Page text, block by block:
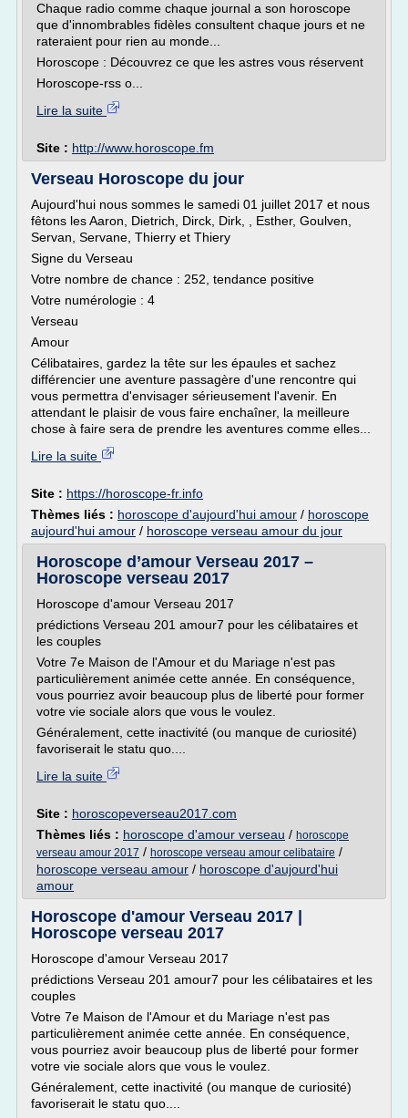
Chaque radio comme chaque journal a son horoscope
que d'innombrables fidèles consultent chaque jours et ne
rateraient pour rien au monde...
Horoscope : Découvrez ce que les astres vous réservent
Horoscope-rss o...
Lire la suite
Site : http://www.horoscope.fm
Verseau Horoscope du jour
Aujourd'hui nous sommes le samedi 01 juillet 2017 et nous
fêtons les Aaron, Dietrich, Dirck, Dirk, , Esther, Goulven,
Servan, Servane, Thierry et Thiery
Signe du Verseau
Votre nombre de chance : 252, tendance positive
Votre numérologie : 4
Verseau
Amour
Célibataires, gardez la tête sur les épaules et sachez
différencier une aventure passagère d'une rencontre qui
vous permettra d'envisager sérieusement l'avenir. En
attendant le plaisir de vous faire enchaîner, la meilleure
chose à faire sera de prendre les aventures comme elles...
Lire la suite
Site : https://horoscope-fr.info
Thèmes liés : horoscope d'aujourd'hui amour / horoscope
aujourd'hui amour / horoscope verseau amour du jour
Horoscope d’amour Verseau 2017 –
Horoscope verseau 2017
Horoscope d'amour Verseau 2017
prédictions Verseau 201 amour7 pour les célibataires et
les couples
Votre 7e Maison de l'Amour et du Mariage n'est pas
particulièrement animée cette année. En conséquence,
vous pourriez avoir beaucoup plus de liberté pour former
votre vie sociale alors que vous le voulez.
Généralement, cette inactivité (ou manque de curiosité)
favoriserait le statu quo....
Lire la suite
Site : horoscopeverseau2017.com
Thèmes liés : horoscope d'amour verseau / horoscope
verseau amour 2017 / horoscope verseau amour celibataire /
horoscope verseau amour / horoscope d'aujourd'hui
amour
Horoscope d'amour Verseau 2017 |
Horoscope verseau 2017
Horoscope d'amour Verseau 2017
prédictions Verseau 201 amour7 pour les célibataires et les
couples
Votre 7e Maison de l'Amour et du Mariage n'est pas
particulièrement animée cette année. En conséquence,
vous pourriez avoir beaucoup plus de liberté pour former
votre vie sociale alors que vous le voulez.
Généralement, cette inactivité (ou manque de curiosité)
favoriserait le statu quo....